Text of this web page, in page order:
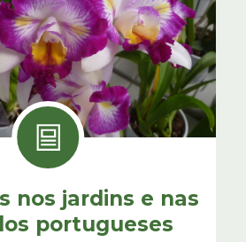
nos jardins e nas
portugueses